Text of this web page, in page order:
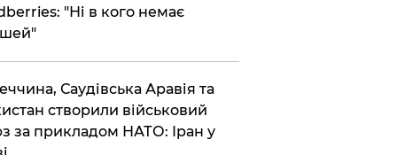
"Ні в кого немає
Саудівська Аравія та
створили військовий
за прикладом НАТО: Іран у